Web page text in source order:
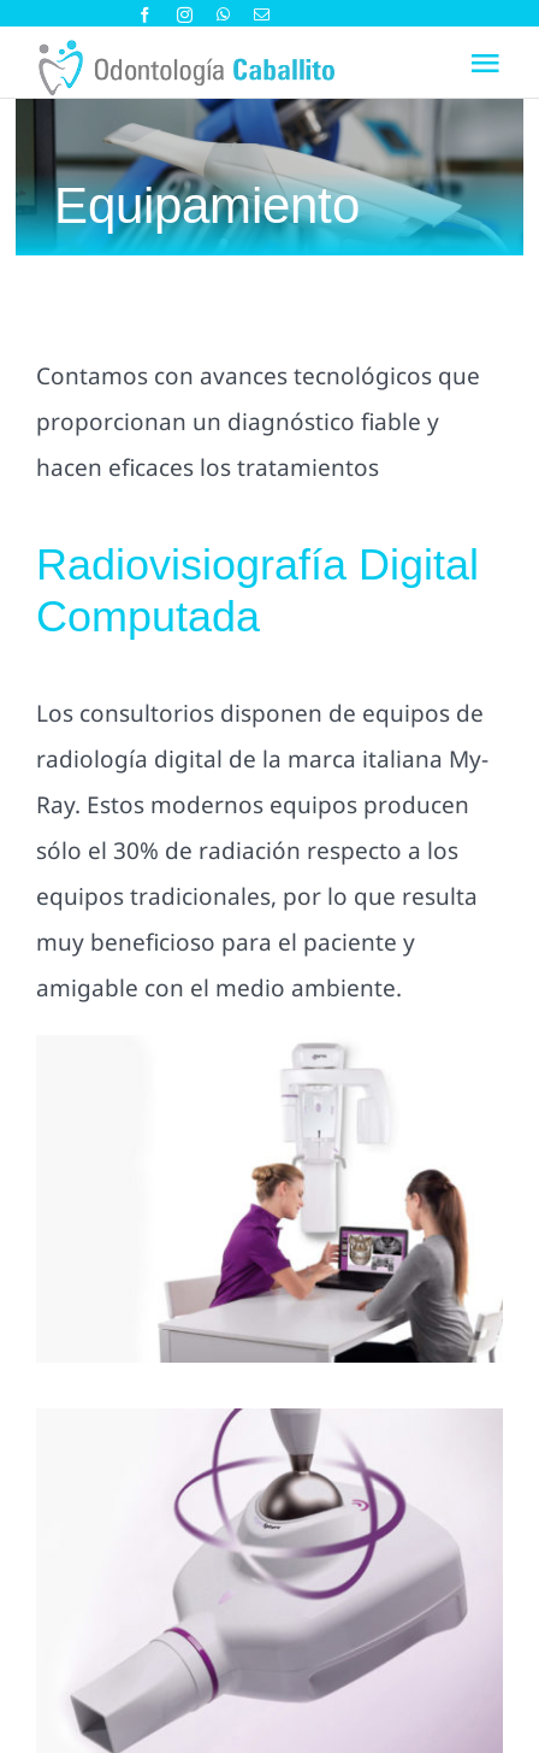
Saltar
Sobre nosotros
Especialidades
Contacto y Cómo llegar
Equipamiento
Contamos con avances tecnológicos que
proporcionan un diagnóstico fiable y
hacen eficaces los tratamientos
Radiovisiografía Digital
Computada
Los consultorios disponen de equipos de
radiología digital de la marca italiana My-
Ray. Estos modernos equipos producen
sólo el 30% de radiación respecto a los
equipos tradicionales, por lo que resulta
muy beneficioso para el paciente y
amigable con el medio ambiente.